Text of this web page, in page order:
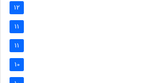
12
11
11
10